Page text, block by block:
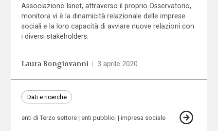
Associazione Isnet, attraverso il proprio Osservatorio,
monitora vi è la dinamicità relazionale delle imprese
sociali e la loro capacità di avviare nuove relazioni con
i diversi stakeholders.
Laura Bongiovanni 3 aprile 2020
Dati e ricerche
enti di Terzo settore enti pubblici impresa sociale